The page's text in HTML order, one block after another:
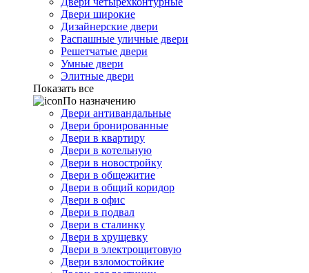
Двери широкие
Дизайнерские двери
Распашные уличные двери
Решетчатые двери
Умные двери
Элитные двери
Показать все
По назначению
Двери антивандальные
Двери бронированные
Двери в квартиру
Двери в котельную
Двери в новостройку
Двери в общежитие
Двери в общий коридор
Двери в офис
Двери в подвал
Двери в сталинку
Двери в хрущевку
Двери в электрощитовую
Двери взломостойкие